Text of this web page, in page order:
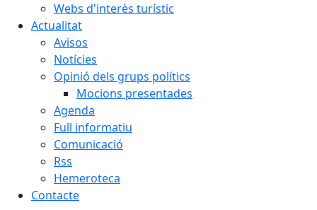
Webs d'interès turístic
Actualitat
Avisos
Notícies
Opinió dels grups polítics
Mocions presentades
Agenda
Full informatiu
Comunicació
Rss
Hemeroteca
Contacte